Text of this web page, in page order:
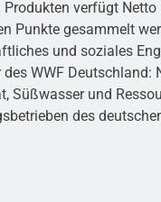
verfügt
Punkte gesammelt
und soziales
WWF Deutschland:
und
des